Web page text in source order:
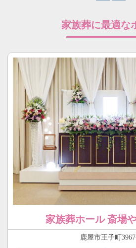
家族葬に最適な
家族葬ホール 斎場
鹿屋市王子町